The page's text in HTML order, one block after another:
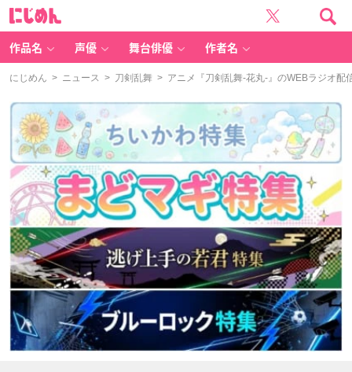
作品名 声優 舞台俳優 作者名
にじめん > ニュース > 刀剣乱舞 > アニメ『刀剣乱舞-花丸-』のWEBラジオ配